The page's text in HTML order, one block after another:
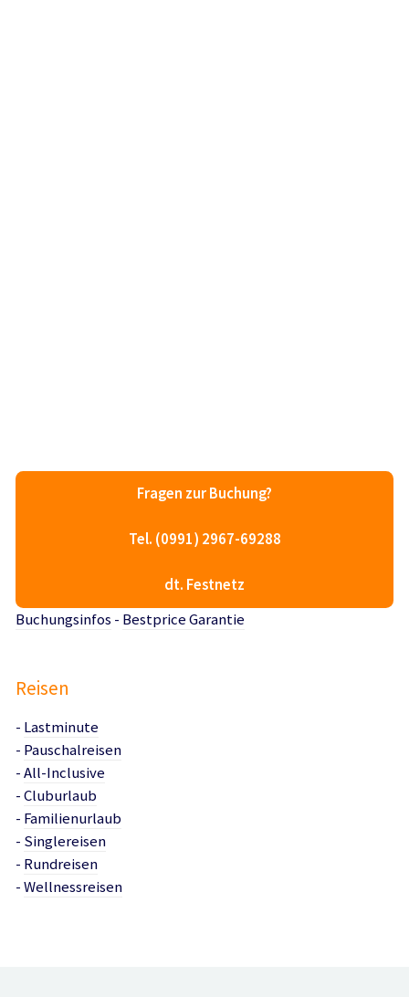
Fragen zur Buchung?
Tel. (0991) 2967-69288
dt. Festnetz
Buchungsinfos - Bestprice Garantie
Reisen
- Lastminute
- Pauschalreisen
-All-Inclusive
-Cluburlaub
- Familienurlaub
- Singlereisen
- Rundreisen
-Wellnessreisen